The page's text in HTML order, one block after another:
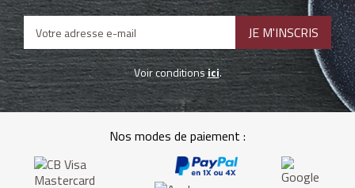
Voir conditionsici.
Nos modes de paiement :